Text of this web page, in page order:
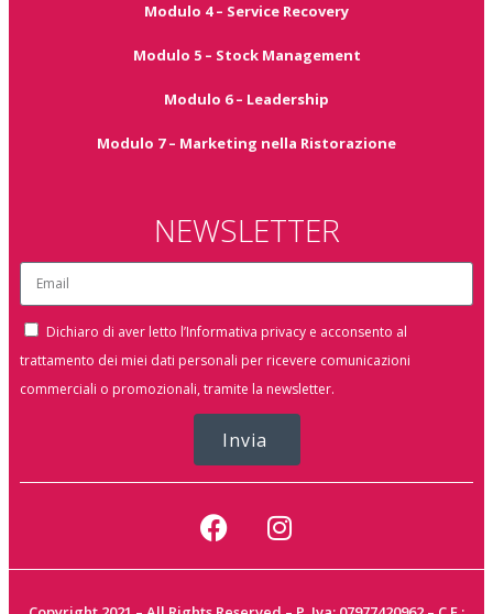
Modulo 4 – Service Recovery
Modulo 5 – Stock Management
Modulo 6 – Leadership
Modulo 7 – Marketing nella Ristorazione
NEWSLETTER
Dichiaro di aver letto l’Informativa privacy e acconsento al
trattamento dei miei dati personali per ricevere comunicazioni
commerciali o promozionali, tramite la newsletter.
Invia